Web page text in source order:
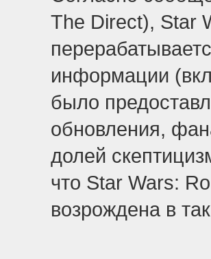
The Direct), Star
информации
было
обновления,
долей
что Star Wars:
возрождена в